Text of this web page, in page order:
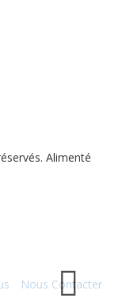
Alimenté
Nous Contacter